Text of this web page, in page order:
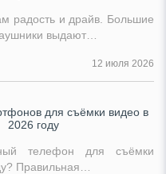
радость и драйв. Большие
выдают…
12 июля 2026
для съёмки видео в
2026 году
телефон для съёмки
Правильная…